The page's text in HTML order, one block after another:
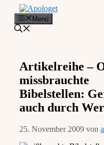
Inhalt
springen
Menü
Artikelreihe –
missbrauchte
Bibelstellen:
auch durch
25. November 2009 von